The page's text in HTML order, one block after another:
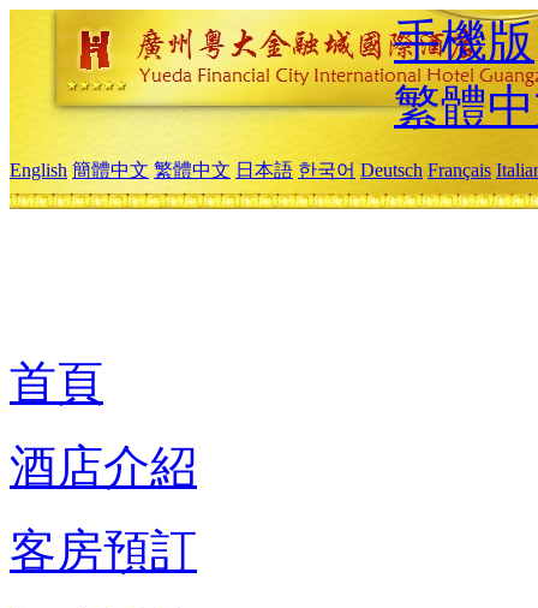
手機版
繁體
English 簡體中文 繁體中文 日本語 한국어 Deutsch Français
首頁
酒店介紹
客房預訂